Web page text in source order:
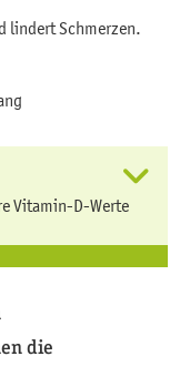
lindert Schmerzen.
Vitamin-D-Werte
die